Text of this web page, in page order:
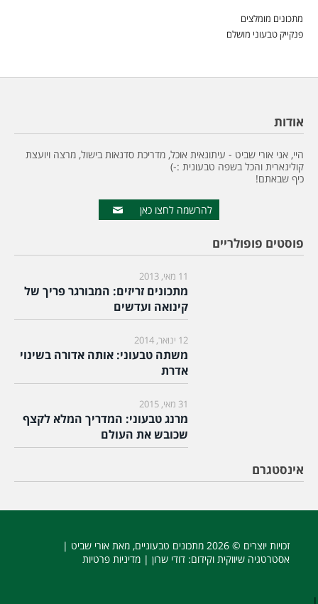
מתכונים מומלצים
פנקייק טבעוני מושלם
אודות
היי, אני אורי שביט - עיתונאית אוכל, מדריכת סדנאות בישול, מרצה ויועצת
קולינארית והכל בשפה טבעונית :-)
כיף שבאתם!
להרשמה לחצו כאן
פוסטים פופולריים
11 מאי, 2013
מתכונים זריזים: המבורגר פריך של
קינואה ועדשים
12 ינואר, 2014
משתה טבעוני: אותה אדורה בשינוי
אדרת
31 מאי, 2015
מרנג טבעוני: המדריך המלא לקצף
שכובש את העולם
אינסטגרם
זכויות יוצרים © 2026 מתכונים טבעוניים, מאת אורי שביט |
אסטרטגיה שיווקית וקידום: דודי שרון | מדיניות פרטיות
|